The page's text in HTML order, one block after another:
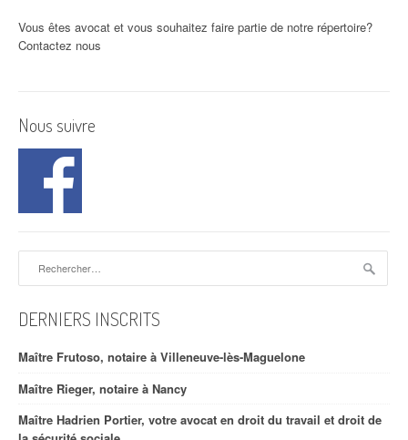
Vous êtes avocat et vous souhaitez faire partie de notre répertoire?
Contactez nous
Nous suivre
DERNIERS INSCRITS
Maître Frutoso, notaire à Villeneuve-lès-Maguelone
Maître Rieger, notaire à Nancy
Maître Hadrien Portier, votre avocat en droit du travail et droit de